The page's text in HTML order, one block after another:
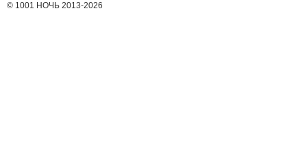
© 1001 НОЧЬ 2013-2026